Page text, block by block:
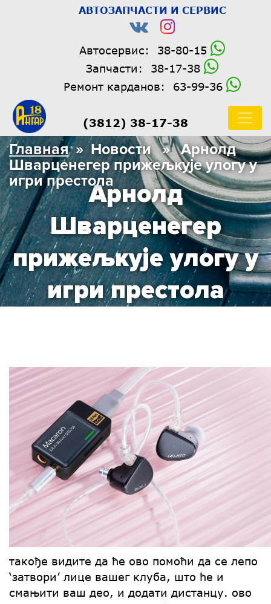
АВТОЗАПЧАСТИ И СЕРВИС
Автосервис:
38-80-15
Запчасти:
38-17-38
Ремонт карданов:
63-99-36
(3812) 38-17-38
Арнолд
Шварценегер
прижељкује улогу у
игри престола
Главная» Новости » Арнолд
Шварценегер прижељкује улогу у
игри престола
такође видите да ће ово помоћи да се лепо
‘затвори’ лице вашег клуба, што ће и
смањити ваш део, и додати дистанцу. ово